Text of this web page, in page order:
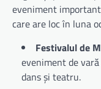
eveniment
care are loc în luna
Festivalul de
eveniment de
dans și teatru.